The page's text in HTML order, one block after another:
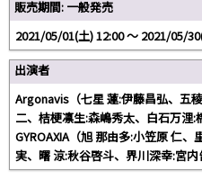
販売期間: 一般発売
2021/05/01(土) 12:00 〜 2021/05/
出演者
Argonavis（七星 蓮:伊藤昌弘、五
二、桔梗凛生:森嶋秀太、白石万浬:
GYROAXIA（旭 那由多:小笠原 仁
実、曙 涼:秋谷啓斗、界川深幸:宮内